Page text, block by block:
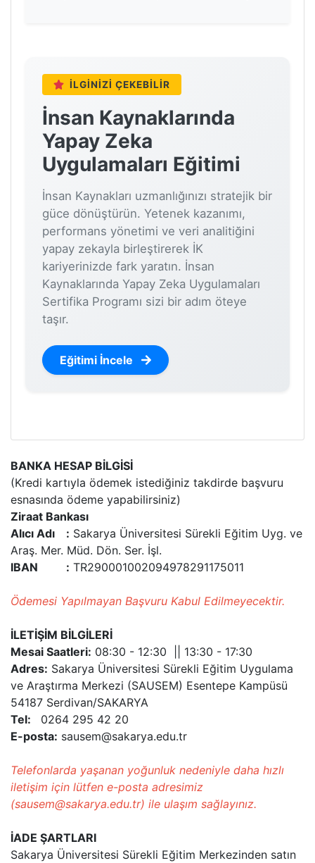
İLGINIZI ÇEKEBILIR
İnsan Kaynaklarında
Yapay Zeka
Uygulamaları Eğitimi
İnsan Kaynakları uzmanlığınızı stratejik bir
güce dönüştürün. Yetenek kazanımı,
performans yönetimi ve veri analitiğini
yapay zekayla birleştirerek İK
kariyerinizde fark yaratın. İnsan
Kaynaklarında Yapay Zeka Uygulamaları
Sertifika Programı sizi bir adım öteye
taşır.
Eğitimi İncele
BANKA HESAP BİLGİSİ
(Kredi kartıyla ödemek istediğiniz takdirde başvuru
esnasında ödeme yapabilirsiniz)
Ziraat Bankası
Alıcı Adı : Sakarya Üniversitesi Sürekli Eğitim Uyg. ve
Araş. Mer. Müd. Dön. Ser. İşl.
IBAN : TR290001002094978291175011
Ödemesi Yapılmayan Başvuru Kabul Edilmeyecektir.
İLETİŞİM BİLGİLERİ
Mesai Saatleri: 08:30 - 12:30 || 13:30 - 17:30
Adres: Sakarya Üniversitesi Sürekli Eğitim Uygulama
ve Araştırma Merkezi (SAUSEM) Esentepe Kampüsü
54187 Serdivan/SAKARYA
Tel:
0264 295 42 20
E-posta: sausem@sakarya.edu.tr
Telefonlarda yaşanan yoğunluk nedeniyle daha hızlı
iletişim için lütfen e-posta adresimiz
(sausem@sakarya.edu.tr) ile ulaşım sağlayınız.
İADE ŞARTLARI
Sakarya Üniversitesi Sürekli Eğitim Merkezinden satın